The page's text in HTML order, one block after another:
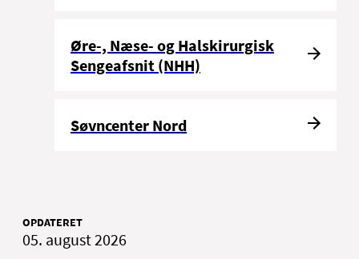
Øre-, Næse- og Halskirurgisk
Sengeafsnit (NHH)
Søvncenter Nord
OPDATERET
05. august 2026